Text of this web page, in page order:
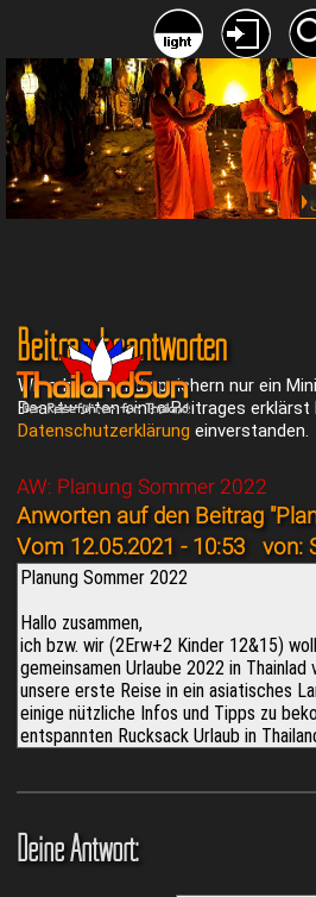
Beitrag beantworten
Wir erheben und speichern nur ein
Beantworten eines Beitrages erklärst
Datenschutzerklärung einverstanden.
AW: Planung Sommer 2022
Anworten auf den Beitrag
Vom 12.05.2021 - 10:53 von:
Deine Antwort: